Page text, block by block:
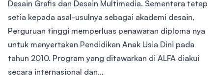
Desain Grafis dan Desain Multimedia. Sementara tetap
setia kepada asal-usulnya sebagai akademi desain,
Perguruan tinggi memperluas penawaran diploma nya
untuk menyertakan Pendidikan Anak Usia Dini pada
tahun 2010. Program yang ditawarkan di ALFA diakui
secara internasional dan...